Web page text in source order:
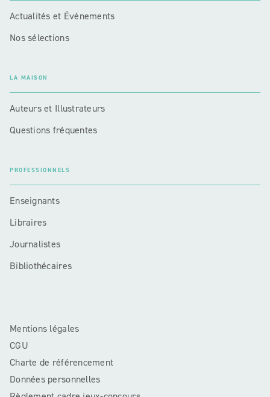
Actualités et Événements
Nos sélections
LA MAISON
Auteurs et Illustrateurs
Questions fréquentes
PROFESSIONNELS
Enseignants
Libraires
Journalistes
Bibliothécaires
Mentions légales
CGU
Charte de référencement
Données personnelles